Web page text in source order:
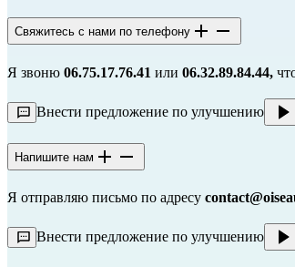
Свяжитесь с нами по телефону
Я звоню 06.75.17.76.41 или 06.32.89.84.44,
Внести предложение по улучшению
Напишите нам
Я отправляю письмо по адресу
Внести предложение по улучшению